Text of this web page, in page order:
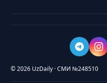
© 2026 UzDaily · СМИ №248510